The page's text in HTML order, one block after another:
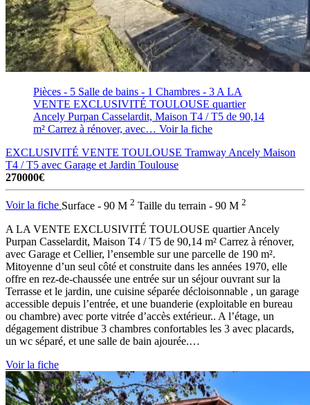
Pièces - 5 Salle de bains - 1 Chambres - 3 A LA
VENTE EXCLUSIVITÉ TOULOUSE quartier
Ancely Purpan Casselardit, Maison T4 / T5 de 90,14
m² Carrez à rénover, avec… Voir la fiche
EXCLUSIVITÉ VENTE TOULOUSE Tramway Ancely Maison
T4 / T5 avec Garage et Jardin Toulouse
270000€
Voir la fiche Surface - 90 M 2 Taille du terrain - 90 M 2
A LA VENTE EXCLUSIVITÉ TOULOUSE quartier Ancely
Purpan Casselardit, Maison T4 / T5 de 90,14 m² Carrez à rénover,
avec Garage et Cellier, l’ensemble sur une parcelle de 190 m².
Mitoyenne d’un seul côté et construite dans les années 1970, elle
offre en rez-de-chaussée une entrée sur un séjour ouvrant sur la
Terrasse et le jardin, une cuisine séparée décloisonnable , un garage
accessible depuis l’entrée, et une buanderie (exploitable en bureau
ou chambre) avec porte vitrée d’accès extérieur.. A l’étage, un
dégagement distribue 3 chambres confortables les 3 avec placards,
un wc séparé, et une salle de bain ajourée.…
Voir la fiche